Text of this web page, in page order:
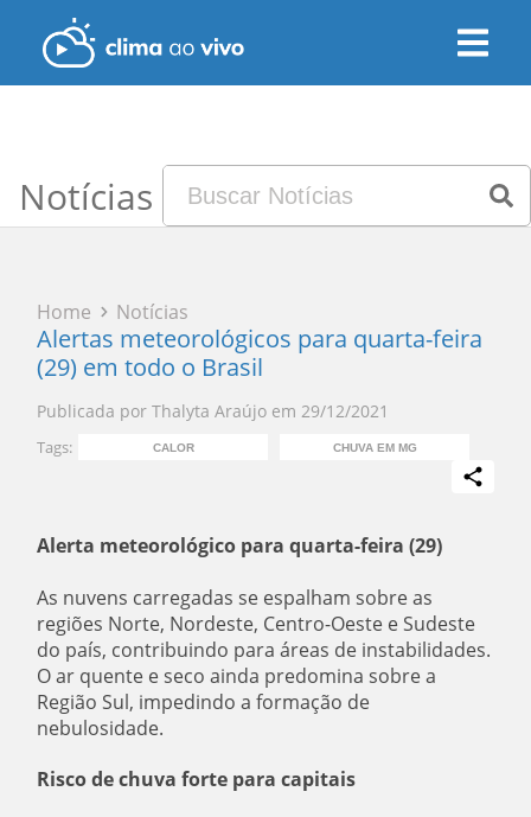
Notícias
Home Notícias
Alertas meteorológicos para quarta-feira
(29) em todo o Brasil
Publicada por Thalyta Araújo em 29/12/2021
Tags: CALOR CHUVA EM MG
Alerta meteorológico para quarta-feira (29)
As nuvens carregadas se espalham sobre as
regiões Norte, Nordeste, Centro-Oeste e Sudeste
do país, contribuindo para áreas de instabilidades.
O ar quente e seco ainda predomina sobre a
Região Sul, impedindo a formação de
nebulosidade.
Risco de chuva forte para capitais